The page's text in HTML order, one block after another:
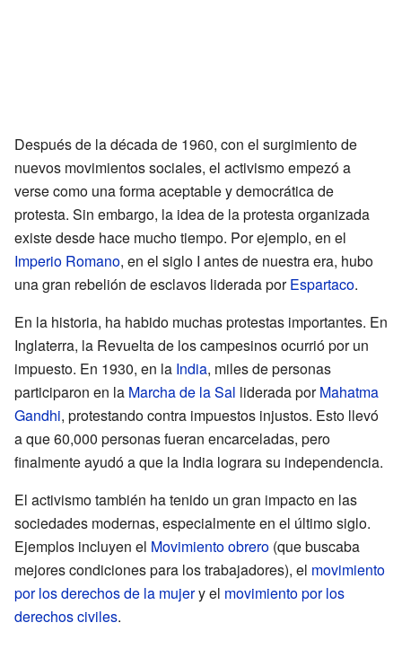
Después de la década de 1960, con el surgimiento de
nuevos movimientos sociales, el activismo empezó a
verse como una forma aceptable y democrática de
protesta. Sin embargo, la idea de la protesta organizada
existe desde hace mucho tiempo. Por ejemplo, en el
Imperio Romano, en el siglo I antes de nuestra era, hubo
una gran rebelión de esclavos liderada porEspartaco.
En la historia, ha habido muchas protestas importantes. En
Inglaterra, la Revuelta de los campesinos ocurrió por un
impuesto. En 1930, en la India, miles de personas
participaron en la Marcha de la Sal liderada porMahatma
Gandhi, protestando contra impuestos injustos. Esto llevó
a que 60,000 personas fueran encarceladas, pero
finalmente ayudó a que la India lograra su independencia.
El activismo también ha tenido un gran impacto en las
sociedades modernas, especialmente en el último siglo.
Ejemplos incluyen el Movimiento obrero (que buscaba
mejores condiciones para los trabajadores), el movimiento
por los derechos de la mujery el movimiento por los
derechos civiles.